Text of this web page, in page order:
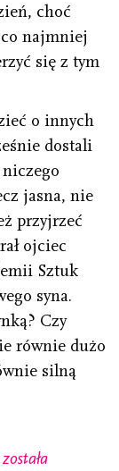
choć
co najmniej
się z tym
o innych
dostali
jasna, nie
przyjrzeć
ojciec
Sztuk
syna.
Czy
równie dużo
silną